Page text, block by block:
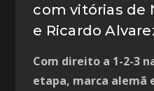
com vitórias de
e Ricardo
Com direito a 1-2-3
etapa, marca alemã